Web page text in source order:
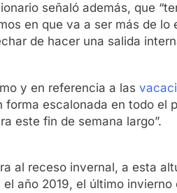
señaló además, que
en que va a ser más de
de hacer una salida
y en referencia a las
forma escalonada en todo el
este fin de semana largo”.
al receso invernal, a esta
el año 2019, el último